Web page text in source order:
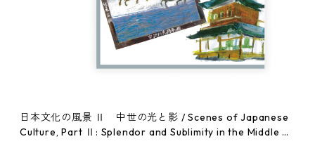
日本文化の風景 Ⅱ 中世の光と影 / Scenes of Japanese
Culture, Part Ⅱ: Splendor and Sublimity in the Middle Ag